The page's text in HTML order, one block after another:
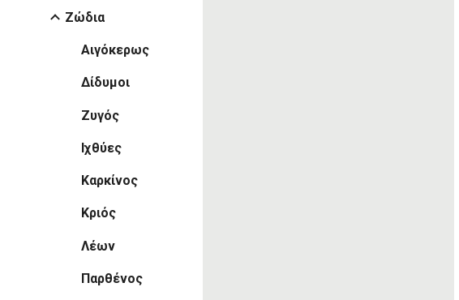
Ζώδια
Αιγόκερως
Δίδυμοι
Ζυγός
Ιχθύες
Καρκίνος
Κριός
Λέων
Παρθένος